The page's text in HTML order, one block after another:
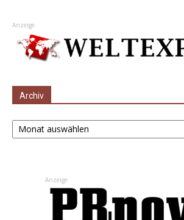
Anzeige
Archiv
Archiv
Anzeige